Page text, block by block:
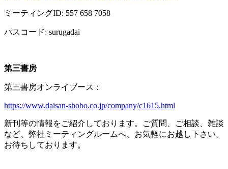
ミーティングID: 557 658 7058
パスコード: surugadai
第三書房
第三書房オンライブース：
https://www.daisan-shobo.co.jp/company/c1615.html
新刊等の情報をご紹介しております。ご質問、ご相談、雑談
など、弊社ミーティングルームへ、お気軽にお越し下さい。
お待ちしております。